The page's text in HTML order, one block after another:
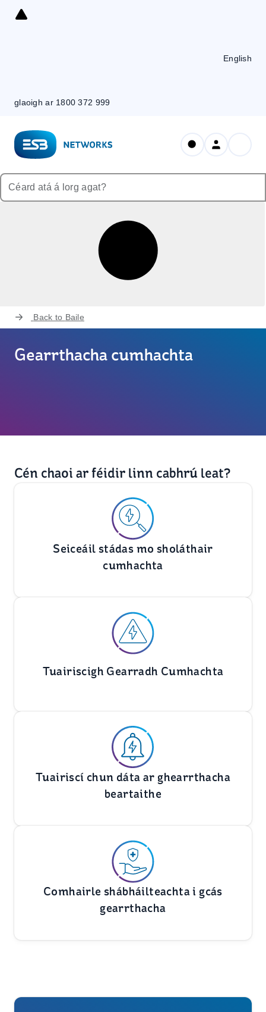
Skip
glaoigh ar 1800 372 999
English
Back to Baile
Gearrthacha cumhachta
Cén chaoi ar féidir linn cabhrú leat?
Seiceáil stádas mo sholáthair
cumhachta
Tuairiscigh Gearradh Cumhachta
Tuairiscí chun dáta ar ghearrthacha
beartaithe
Comhairle shábháilteachta i gcás
gearrthacha